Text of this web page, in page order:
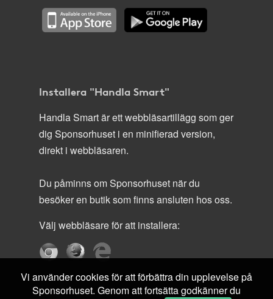
Installera "Handla Smart"
Handla Smart är ett webbläsartillägg som ger
dig Sponsorhuset i en minifierad version,
direkt i webbläsaren.
Du påminns om Sponsorhuset när du
besöker en butik som finns ansluten hos oss.
Välj webbläsare för att installera:
Vi använder cookies för att förbättra din upplevelse på
Sponsorhuset. Genom att fortsätta godkänner du